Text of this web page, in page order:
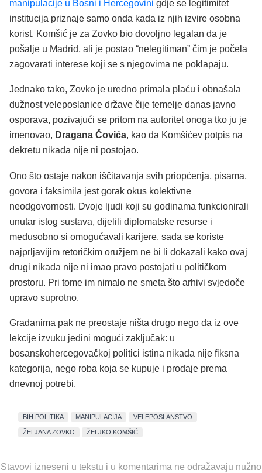
manipulacije u Bosni i Hercegovini gdje se legitimitet
institucija priznaje samo onda kada iz njih izvire osobna
korist. Komšić je za Zovko bio dovoljno legalan da je
pošalje u Madrid, ali je postao “nelegitiman” čim je počela
zagovarati interese koji se s njegovima ne poklapaju.
Jednako tako, Zovko je uredno primala plaću i obnašala
dužnost veleposlanice države čije temelje danas javno
osporava, pozivajući se pritom na autoritet onoga tko ju je
imenovao, Dragana Čovića, kao da Komšićev potpis na
dekretu nikada nije ni postojao.
Ono što ostaje nakon iščitavanja svih priopćenja, pisama,
govora i faksimila jest gorak okus kolektivne
neodgovornosti. Dvoje ljudi koji su godinama funkcionirali
unutar istog sustava, dijelili diplomatske resurse i
međusobno si omogućavali karijere, sada se koriste
najprljavijim retoričkim oružjem ne bi li dokazali kako ovaj
drugi nikada nije ni imao pravo postojati u političkom
prostoru. Pri tome im nimalo ne smeta što arhivi svjedoče
upravo suprotno.
Građanima pak ne preostaje ništa drugo nego da iz ove
lekcije izvuku jedini mogući zaključak: u
bosanskohercegovačkoj politici istina nikada nije fiksna
kategorija, nego roba koja se kupuje i prodaje prema
dnevnoj potrebi.
BIH POLITIKA MANIPULACIJA VELEPOSLANSTVO
ŽELJANA ZOVKO ŽELJKO KOMŠIĆ
Stavovi izneseni u tekstu i u komentarima ne odražavaju nužno